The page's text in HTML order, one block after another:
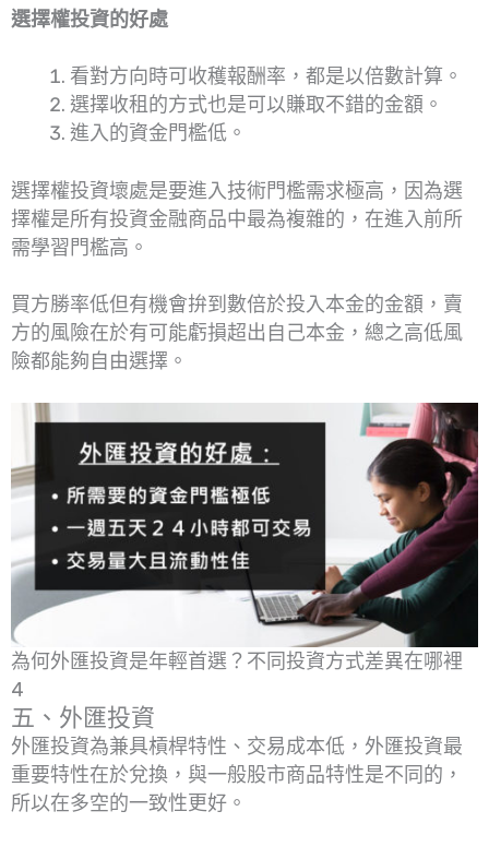
選擇權投資的好處
看對方向時可收穫報酬率，都是以倍數計算。
選擇收租的方式也是可以賺取不錯的金額。
進入的資金門檻低。
選擇權投資壞處是要進入技術門檻需求極高，因為選
擇權是所有投資金融商品中最為複雜的，在進入前所
需學習門檻高。
買方勝率低但有機會拚到數倍於投入本金的金額，賣
方的風險在於有可能虧損超出自己本金，總之高低風
險都能夠自由選擇。
為何外匯投資是年輕首選？不同投資方式差異在哪裡
4
五、外匯投資
外匯投資為兼具槓桿特性、交易成本低，外匯投資最
重要特性在於兌換，與一般股市商品特性是不同的，
所以在多空的一致性更好。